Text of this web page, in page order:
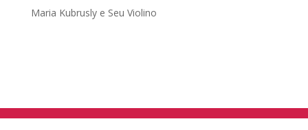
Maria Kubrusly e Seu Violino